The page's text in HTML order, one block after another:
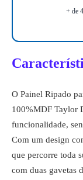
+ de
O Painel Ripado
100%MDF Taylor
funcionalidade,
Com um design
que percorre toda
com duas gavetas